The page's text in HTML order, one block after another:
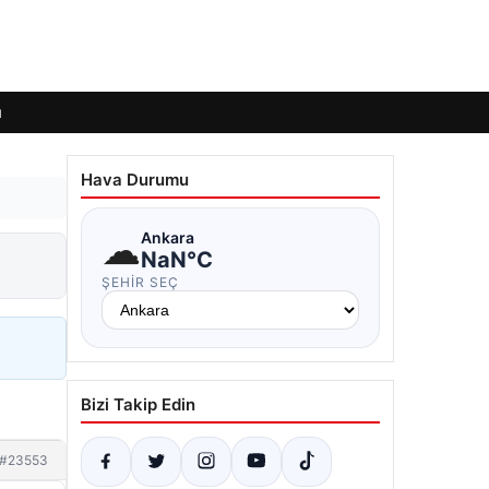
#23553
Hava Durumu
☁Ankara
NaN°C
ŞEHIR SEÇ
Bizi Takip Edin